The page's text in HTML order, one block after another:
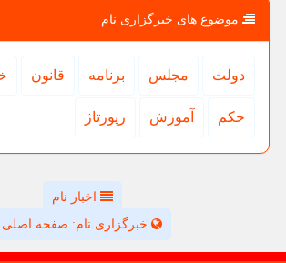
موضوع های خبرگزاری نام
دولت مجلس برنامه قانون
حكم آموزش رپورتاژ
اخبار نام
خبرگزاری نام: صفحه اصلی